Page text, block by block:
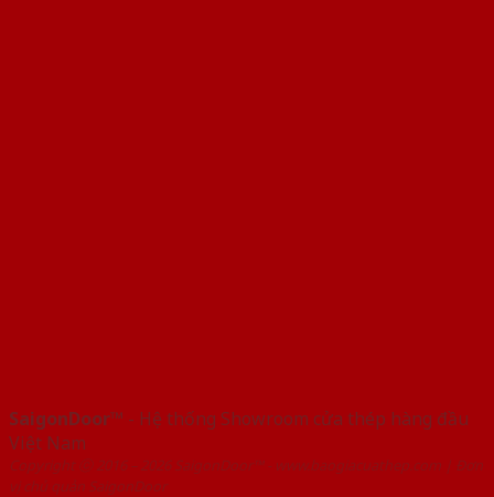
SaigonDoor™ - Hệ thống Showroom cửa thép hàng đầu
Việt Nam
Copyright ⓒ 2016 – 2026 SaigonDoor™ - www.baogiacuathep.com | Đơn
vị chủ quản SaigonDoor